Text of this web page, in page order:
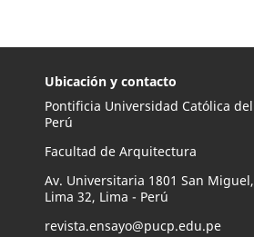
Ubicación y contacto
Pontificia Universidad Católica del
Perú
Facultad de Arquitectura
Av. Universitaria 1801 San Miguel,
Lima 32, Lima - Perú
revista.ensayo@pucp.edu.pe